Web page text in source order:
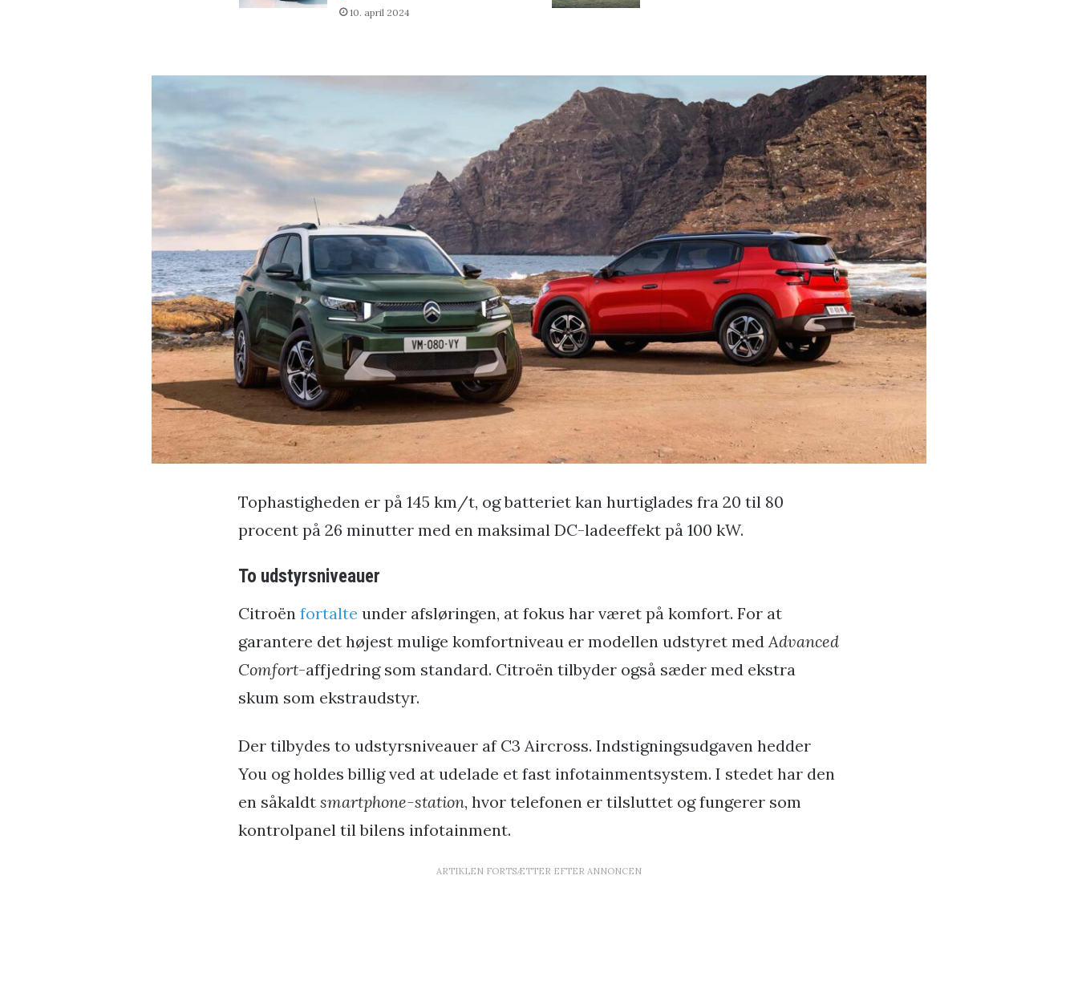
10. april 2024
Tophastigheden er på 145 km/t, og batteriet kan hurtiglades fra 20 til 80
procent på 26 minutter med en maksimal DC-ladeeffekt på 100 kW.
To udstyrsniveauer
Citroën fortalte under afsløringen, at fokus har været på komfort. For at
garantere det højest mulige komfortniveau er modellen udstyret med Advanced
Comfort-affjedring som standard. Citroën tilbyder også sæder med ekstra
skum som ekstraudstyr.
Der tilbydes to udstyrsniveauer af C3 Aircross. Indstigningsudgaven hedder
You og holdes billig ved at udelade et fast infotainmentsystem. I stedet har den
en såkaldt smartphone-station, hvor telefonen er tilsluttet og fungerer som
kontrolpanel til bilens infotainment.
ARTIKLEN FORTSÆTTER EFTER ANNONCEN